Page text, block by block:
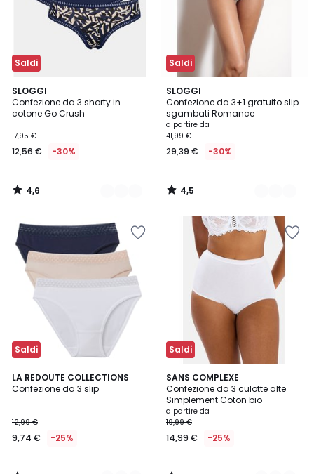
Saldi
SLOGGI
Confezione da 3 shorty in
cotone Go Crush
17,95 €
12,56 € -30%
4,6
/ 5
2
Colori
4,6
/
Saldi
SLOGGI
Confezione da 3+1 gratuito slip
sgambati Romance
a partire da
41,99 €
29,39 € -30%
4,5
/ 5
2
Colori
4,5
/
Saldi
LA REDOUTE COLLECTIONS
Confezione da 3 slip
12,99 €
9,74 € -25%
4,7
/ 5
2
Colori
Saldi
SANS COMPLEXE
Confezione da 3 culotte alte
Simplement Coton bio
a partire da
19,99 €
14,99 € -25%
4
/
5
4
Colori